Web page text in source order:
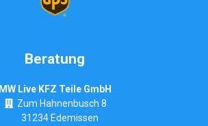
Beratung
MW Live KFZ Teile GmbH
Zum Hahnenbusch 8
31234 Edemissen